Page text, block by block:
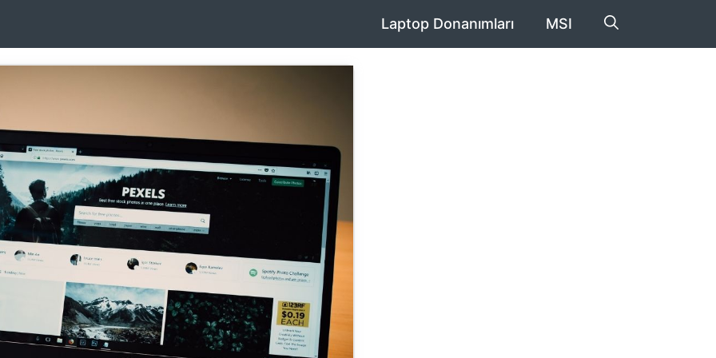
Laptop Donanımları MSI